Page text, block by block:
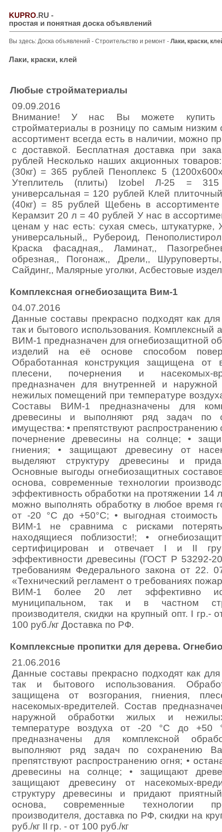
KUPRO.RU -
простая и понятная доска объявлений
Вы здесь: Доска объявлений - Строительство и ремонт - Лаки, краски,
Лаки, краски, клей
Любые стройматериалы
09.09.2016
Внимание! У нас Вы можете купить
стройматериалы в розницу по самым
ассортимент всегда есть в наличии, можно
с доставкой. Бесплатная доставка при
рублей Несколько наших акционных
(30кг) = 365 рублей Пеноплекс 5
Утеплитель (плиты) Izobel Л-25 = 315
универсальная = 120 рублей Клей
(40кг) = 85 рублей Щебень в
Керамзит 20 л = 40 рублей У нас в
ценам у нас есть: сухая смесь, штукатурке,
универсальный,, Рубероид,
Краска фасадная,, Ламинат,,
обрезная,, Погонаж,, Дрели,,
Сайдинг,, Малярные уголки, Асбестовые
Комплексная огнебиозащита Вим-1
04.07.2016
Данные составы прекрасно подходят как
так и бытового использования. Комплексный
ВИМ-1 предназначен для огнебиозащитной
изделий на её основе способом
Обработанная конструкция защищена от
плесени, почернения и насекомых-
предназначен для внутренней и
нежилых помещений при температуре
Составы ВИМ-1 предназначены для
древесины и выполняют ряд задач по
имущества: • препятствуют распространению
почернение древесины на солнце; •
гниения; • защищают древесину от
выделяют структуру древесины и
Основные выгоды огнебиозащитных
основа, современные технологии
эффективность обработки на протяжении 14
можно выполнять обработку в любое время
от -20 °С до +50°С; • выгодная стоимость
ВИМ-1 не сравнима с рисками
находящиеся поблизости!; •
сертифицирован и отвечает I и II
эффективности древесины (ГОСТ Р 53292-
требованиям Федерального закона от
«Технический регламент о требованиях
ВИМ-1 более 20 лет эффективно
муниципальном, так и в частном
производителя, скидки на крупный опт. I гр.-
100 руб./кг Доставка по РФ.
Комплексные пропитки для дерева.
21.06.2016
Данные составы прекрасно подходят как
так и бытового использования.
защищена от возгорания, гниения,
насекомых-вредителей. Состав
наружной обработки жилых и
температуре воздуха от -20 °С до
предназначены для комплексной
выполняют ряд задач по сохранению
препятствуют распространению огня; •
древесины на солнце; • защищают
защищают древесину от насекомых-
структуру древесины и придают
основа, современные технологии
производителя, доставка по РФ, скидки на
руб./кг II гр. - от 100 руб./кг